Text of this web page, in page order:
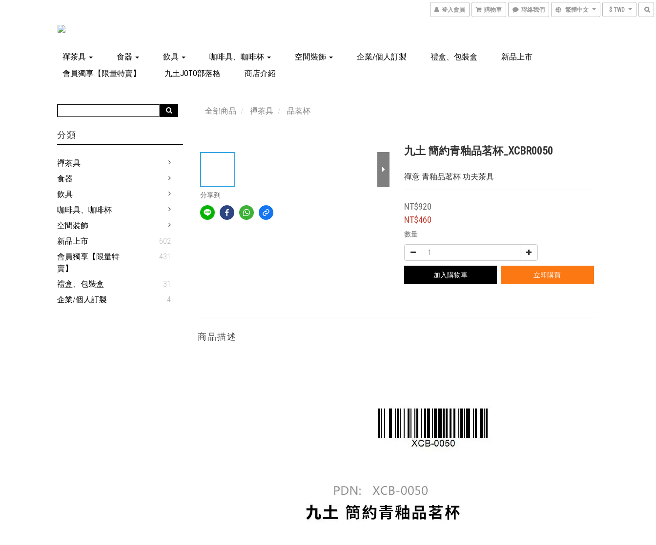
登入會員 購物車 聯絡我們 繁體中文 $ TWD
禪茶具 食器 飲具 咖啡具、咖啡杯 空間裝飾 企業/個人訂製 禮盒、包裝盒
新品上市
會員獨享【限量特賣】
九土JOTO部落格 商店介紹
分類
禪茶具
食器
飲具
咖啡具、咖啡杯
空間裝飾
新品上市
602
會員獨享【限量特
賣】
431
禮盒、包裝盒
31
企業/個人訂製
4
全部商品 禪茶具 品茗杯
分享到
九土 簡約青釉品茗杯_XCBR0050
禪意 青釉品茗杯 功夫茶具
NT$920
NT$460
數量
加入購物車 立即購買
商品描述